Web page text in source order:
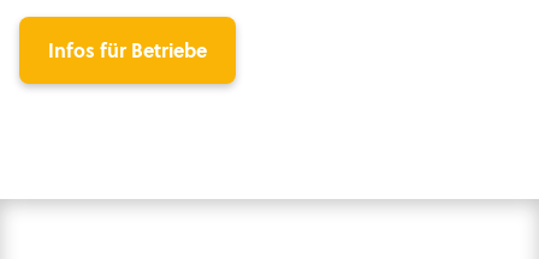
Infos für Betriebe